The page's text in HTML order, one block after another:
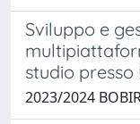
Sviluppo e
studio presso
2023/2024